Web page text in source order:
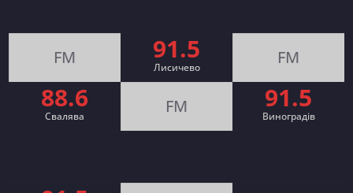
FM 91.5
Лисичево FM
88.6
Свалява FM 91.5
Виноградів